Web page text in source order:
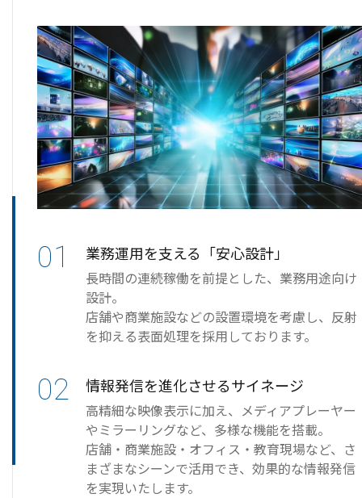
01 業務運用を支える「安心設計」
長時間の連続稼働を前提とした、業務用途向け
設計。
店舗や商業施設などの設置環境を考慮し、反射
を抑える表面処理を採用しております。
02 情報発信を進化させるサイネージ
高精細な映像表示に加え、メディアプレーヤー
やミラーリングなど、多様な機能を搭載。
店舗・商業施設・オフィス・教育現場など、さ
まざまなシーンで活用でき、効果的な情報発信
を実現いたします。